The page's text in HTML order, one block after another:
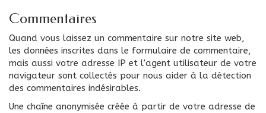
Commentaires
Quand vous laissez un commentaire sur notre site web,
les données inscrites dans le formulaire de commentaire,
mais aussi votre adresse IP et l’agent utilisateur de votre
navigateur sont collectés pour nous aider à la détection
des commentaires indésirables.
Une chaîne anonymisée créée à partir de votre adresse de